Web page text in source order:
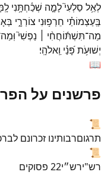
לְאֵ֥ל סַלְעִי֮לָמָ֪ה שְׁכַ֫חְתָּ֥נִי
בְּֽעַצְמוֹתַ֗י חֵרְפ֥וּנִי צוֹרְרָ֑י
מַה־תִּשְׁתּ֬וֹחֲחִ֨י ׀ נַפְשִׁי֮
יְשׁוּעֹ֥תפָּ֝נַ֗י וֵֽאלֹהָֽי׃
📖
פרשנים על
📜
תרגוםרבותינו זכרונם
📜
רש"ירש״י22 פסוקים